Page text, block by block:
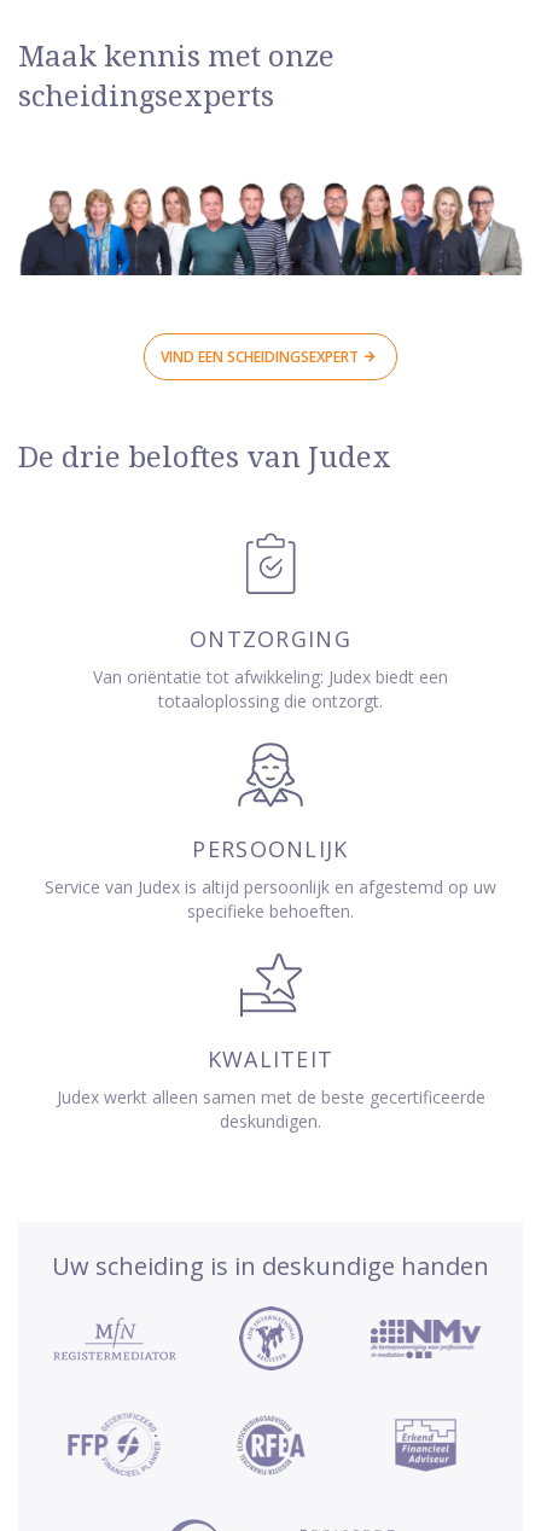
Maak kennis met onze
scheidingsexperts
VIND EEN SCHEIDINGSEXPERT
De drie beloftes van Judex
ONTZORGING
Van oriëntatie tot afwikkeling: Judex biedt een
totaaloplossing die ontzorgt.
PERSOONLIJK
Service van Judex is altijd persoonlijk en afgestemd op uw
specifieke behoeften.
KWALITEIT
Judex werkt alleen samen met de beste gecertificeerde
deskundigen.
Uw scheiding is in deskundige handen